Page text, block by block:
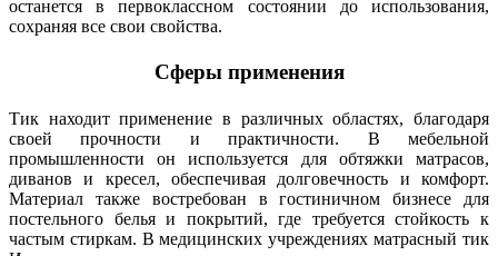
останется в первоклассном состоянии до использования,
сохраняя все свои свойства.
Сферы применения
Тик находит применение в различных областях, благодаря
своей прочности и практичности. В мебельной
промышленности он используется для обтяжки матрасов,
диванов и кресел, обеспечивая долговечность и комфорт.
Материал также востребован в гостиничном бизнесе для
постельного белья и покрытий, где требуется стойкость к
частым стиркам. В медицинских учреждениях матрасный тик